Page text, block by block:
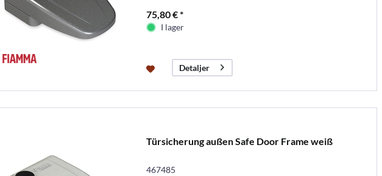
75,80 € *
I lager
Detaljer
Türsicherung außen Safe Door Frame weiß
467485